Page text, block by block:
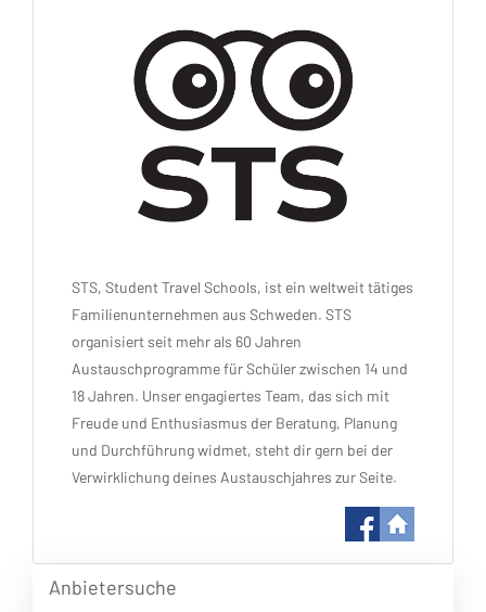
STS, Student Travel Schools, ist ein weltweit tätiges
Familienunternehmen aus Schweden. STS
organisiert seit mehr als 60 Jahren
Austauschprogramme für Schüler zwischen 14 und
18 Jahren. Unser engagiertes Team, das sich mit
Freude und Enthusiasmus der Beratung, Planung
und Durchführung widmet, steht dir gern bei der
Verwirklichung deines Austauschjahres zur Seite.
Anbietersuche